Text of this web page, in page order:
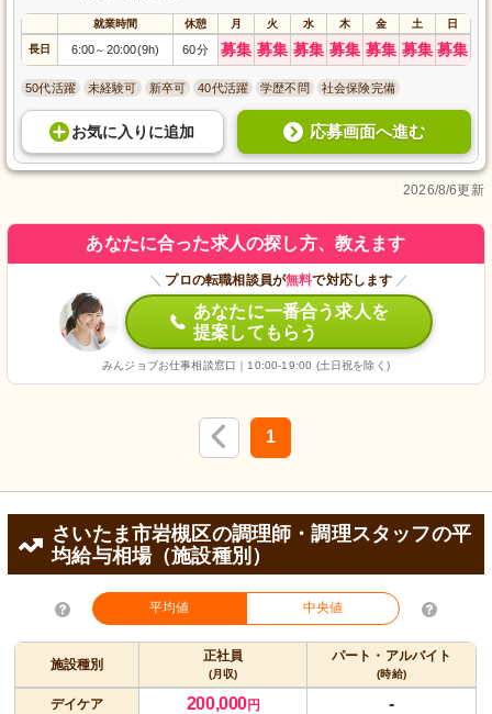
就業時間 休憩 月 火 水 木 金 土 日
長日 6:00～ 20:00(9h) 60分 募集 募集 募集 募集 募集 募集 募集
50代活躍 未経験可 新卒可 40代活躍 学歴不問 社会保険完備
お気に入り に追加 応募画面へ進む
2026/8/6更新
あなたに合った求人の探し方、教えます
＼ プロの転職相談員が無料で対応します ／
あなたに一番合う求人を
提案してもらう
みんジョブお仕事相談窓口｜10:00-19:00 (土日祝を除く)
1
さいたま市岩槻区の調理師・調理スタッフの平
均給与相場（施設種別）
平均値 中央値
施設種別
正社員
(月収)
パート・アルバイト
(時給)
デイケア 200,000円 -